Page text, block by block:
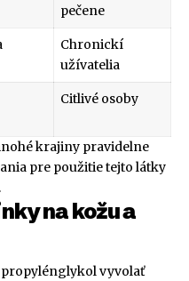
pečene
Chronickí
užívatelia
Citlivé osoby
krajiny pravidelne
pre použitie tejto látky
na kožu a
vyvolať